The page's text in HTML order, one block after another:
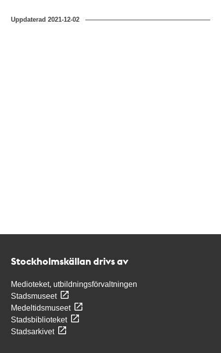
Uppdaterad2021-12-02
Stockholmskällan drivs av
Medioteket, utbildningsförvaltningen
Stadsmuseet
Medeltidsmuseet
Stadsbiblioteket
Stadsarkivet